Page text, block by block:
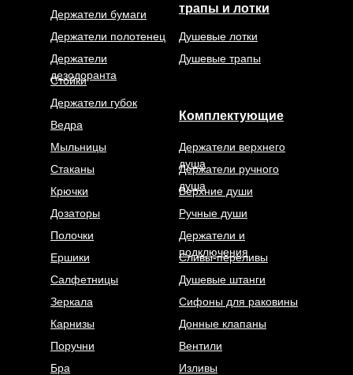
Держатели верхнего
душа
Комплектующие
трапы и лотки
Держатели и
подключения
Держатели ручного
душа
Верхние души
Ручные души
Сливы-переливы
Душевые штанги
Сифоны для раковины
Изливы
Салфетницы
Ведра
Ершики
Полочки
Бра
Зеркала
Поручни
Карнизы
Дозаторы
Крючки
Стаканы
Держатели губок
Держатели бумаги
Держатели
дезодоранта
Держатели полотенец
Стойки
Мыльницы
Вентили
Донные клапаны
Душевые лотки
Душевые трапы